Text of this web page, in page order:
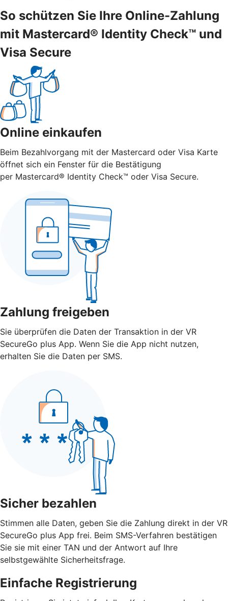
So schützen Sie Ihre Online-Zahlung
mit Mastercard® Identity Check™ und
Visa Secure
Online einkaufen
Beim Bezahlvorgang mit der Mastercard oder Visa Karte
öffnet sich ein Fenster für die Bestätigung
per Mastercard® Identity Check™ oder Visa Secure.
Zahlung freigeben
Sie überprüfen die Daten der Transaktion in der VR
SecureGo plus App. Wenn Sie die App nicht nutzen,
erhalten Sie die Daten per SMS.
Sicher bezahlen
Stimmen alle Daten, geben Sie die Zahlung direkt in der VR
SecureGo plus App frei. Beim SMS-Verfahren bestätigen
Sie sie mit einer TAN und der Antwort auf Ihre
selbstgewählte Sicherheitsfrage.
Einfache Registrierung